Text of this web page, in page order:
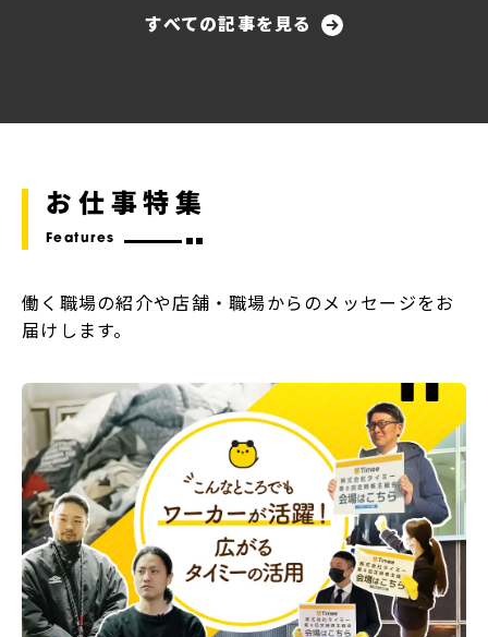
すべての記事を見る
お仕事特集
Features
働く職場の紹介や店舗・職場からのメッセージをお
届けします。